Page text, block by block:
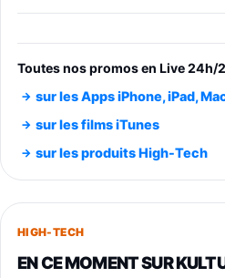
entraénement direct
trs/min) avec pre-
Smartphone
891,99€1199€Fnac
Smartphone
749,99€
Toutes nos promos en Live 24h/
sur les Apps iPhone, iPad,
sur les films iTunes
sur les produits High-Tech
HIGH-TECH
EN CE MOMENT SUR